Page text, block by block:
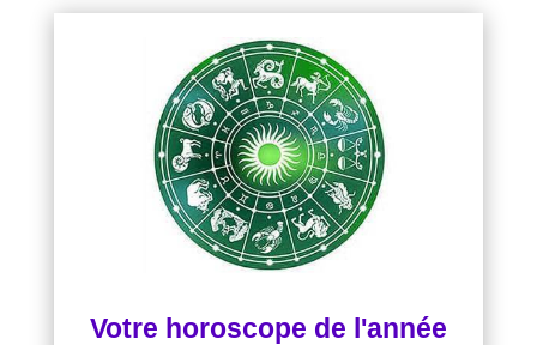
Votre horoscope de l'année